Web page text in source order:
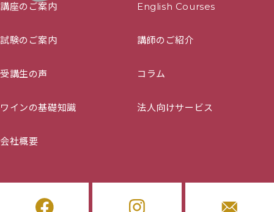
講座のご案内 English Courses
試験のご案内 講師のご紹介
受講生の声 コラム
ワインの基礎知識 法人向けサービス
会社概要